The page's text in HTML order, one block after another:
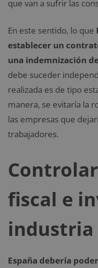
que van a sufrir las
En este sentido, lo que
establecer un
una indemnización
debe suceder
realizada es de tipo
manera, se evitaría la
las empresas que
trabajadores.
fiscal e
industria
España debería